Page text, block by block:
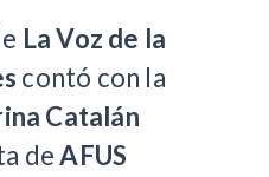
La Voz de la
contó con la
Catalán
deAFUS